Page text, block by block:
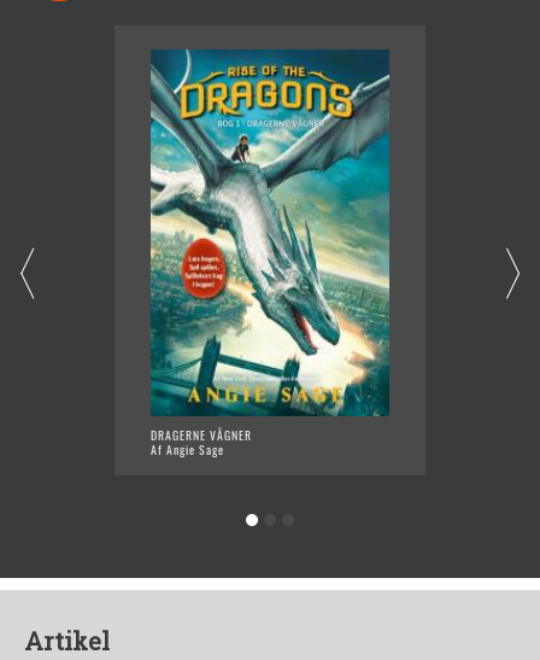
DRAGERNE VÅGNER
Af Angie Sage
Artikel